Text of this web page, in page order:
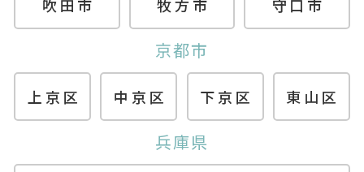
吹田市 牧方市 守口市
京都市
上京区 中京区 下京区 東山区
兵庫県